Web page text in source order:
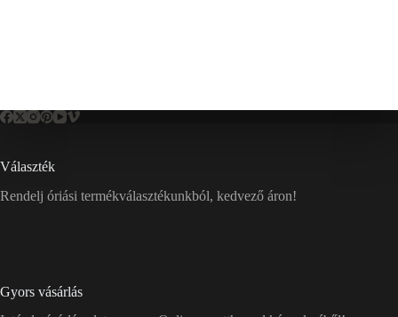
Választék
Rendelj óriási termékválasztékunkból, kedvező áron!
Gyors vásárlás